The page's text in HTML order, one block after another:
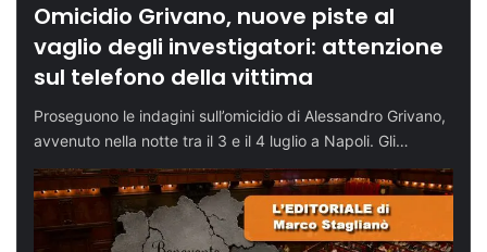
Omicidio Grivano, nuove piste al
vaglio degli investigatori: attenzione
sul telefono della vittima
Proseguono le indagini sull’omicidio di Alessandro Grivano,
avvenuto nella notte tra il 3 e il 4 luglio a Napoli. Gli…